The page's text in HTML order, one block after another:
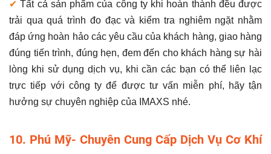
✔Tất cả sản phẩm của công ty khi hoàn thành đều được
trải qua quá trình đo đạc và kiểm tra nghiêm ngặt nhằm
đáp ứng hoàn hảo các yêu cầu của khách hàng, giao hàng
đúng tiến trình, đúng hẹn, đem đến cho khách hàng sự hài
lòng khi sử dụng dịch vụ, khi cần các bạn có thể liên lạc
trực tiếp với công ty để được tư vấn miễn phí, hãy tận
hưởng sự chuyên nghiệp của IMAXS nhé.
10. Phú Mỹ- Chuyên Cung Cấp Dịch Vụ Cơ Khí